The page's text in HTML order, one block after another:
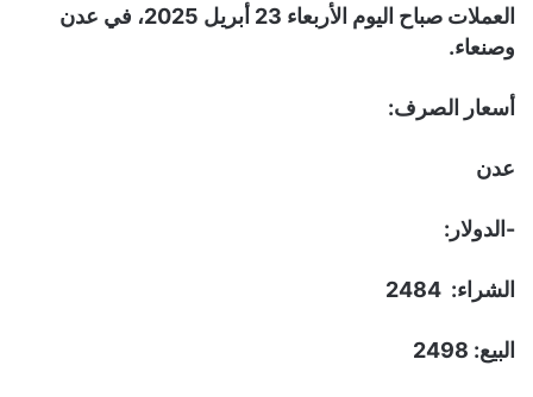
العملات صباح اليوم الأربعاء 23 أبريل 2025، في عدن
وصنعاء.
أسعار الصرف:
عدن
-الدولار:
الشراء: 2484
البيع: 2498